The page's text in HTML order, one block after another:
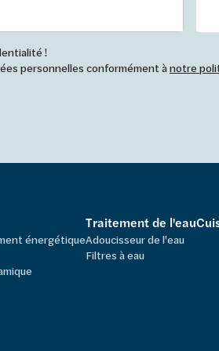
!
personnelles conformément ànotre
énergétique
Traitement de l'eau
Adoucisseur de l'eau
Filtres à eau